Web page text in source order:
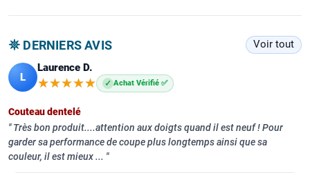
𖤓 DERNIERS AVIS Voir tout
L
Laurence D.
★★★★★
★★★★★ ✓ Achat Vérifié ✅
Couteau dentelé
Très bon produit....attention aux doigts quand il est neuf ! Pour
garder sa performance de coupe plus longtemps ainsi que sa
couleur, il est mieux ...